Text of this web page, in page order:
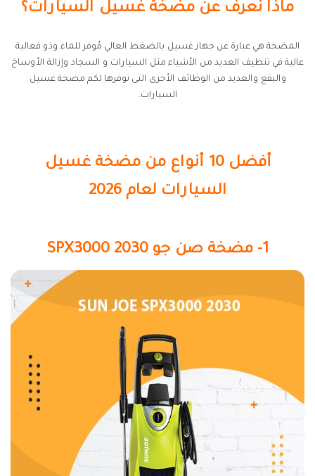
ماذا نعرف عن مضخة غسيل السيارات؟
المضخة هي عبارة عن جهاز غسيل بالضغط العالي مُوفر للماء وذو فعالية
عالية في تنظيف العديد من الأشياء مثل السيارات و السجاد وإزالة الأوساخ
والبقع والعديد من الوظائف الأخرى التى توفرها لكم مضخة غسيل
السيارات.
أفضل 10 أنواع من مضخة غسيل
السيارات لعام 2026
1- مضخة صن جو SPX3000 2030